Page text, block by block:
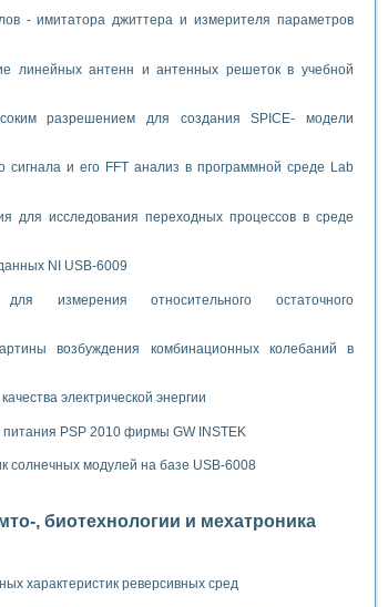
с использованием графической среды
устройства по интерфейсу RS232
пуске
и сигналы»
экстраполяции
и средств управления»
измерения температуры» в среде LabVIEW
- имитатора джиттера и измерителя параметров
линейных антенн и антенных решеток в учебной
разрешением для создания SPICE- модели
сигнала и его FFT анализ в программной среде Lab
для исследования переходных процессов в среде
NI USB-6009
измерения относительного остаточного
возбуждения комбинационных колебаний в
электрической энергии
PSP 2010 фирмы GW INSTEK
солнечных модулей на базе USB-6008
, биотехнологии и мехатроника
характеристик реверсивных сред